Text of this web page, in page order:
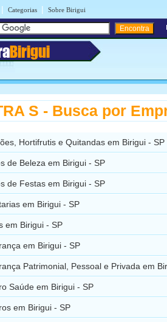
| Categorias | Sobre Birigui
Birigui
S - Busca por
Hortifrutis e Quitandas em Birigui - SP
de Beleza em Birigui - SP
de Festas em Birigui - SP
em Birigui - SP
em Birigui - SP
em Birigui - SP
Patrimonial, Pessoal e Privada em
Saúde em Birigui - SP
em Birigui - SP